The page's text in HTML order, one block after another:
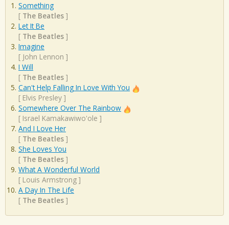
Something
[ The Beatles ]
Let It Be
[ The Beatles ]
Imagine
[ John Lennon ]
I Will
[ The Beatles ]
Can't Help Falling In Love With You
[ Elvis Presley ]
Somewhere Over The Rainbow
[ Israel Kamakawiwo'ole ]
And I Love Her
[ The Beatles ]
She Loves You
[ The Beatles ]
What A Wonderful World
[ Louis Armstrong ]
A Day In The Life
[ The Beatles ]